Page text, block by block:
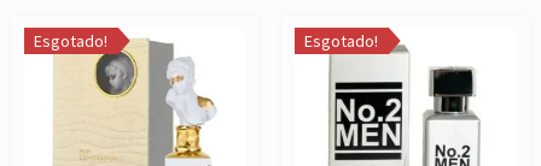
Esgotado! Esgotado!